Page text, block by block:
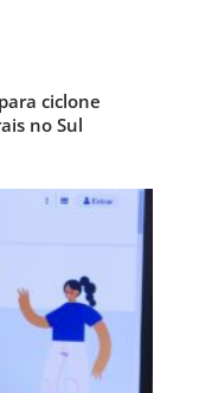
ciclone
no Sul